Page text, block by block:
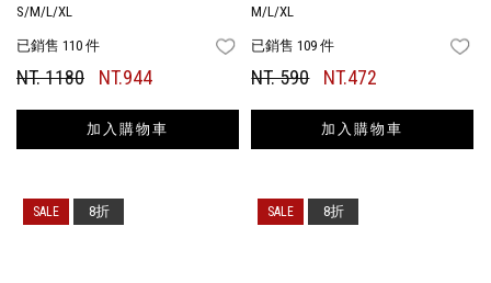
S/M/L/XL
已銷售 110 件 FAVORITES
NT. 1180 NT.944
加入購物車
M/L/XL
已銷售 109 件
NT. 590 NT.472
加入購物車
8折 8折